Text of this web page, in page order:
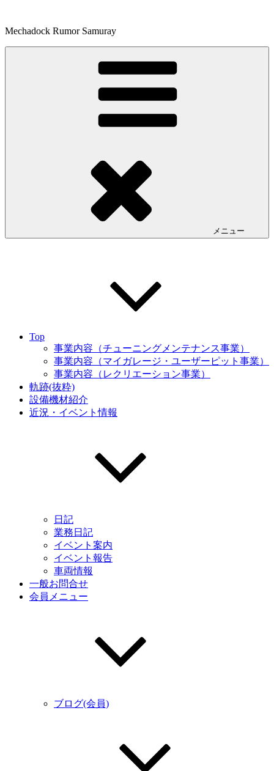
テ
ン
Mechadock Rumor Samuray
メニュー
Top
事業内容（チューニングメンテナンス事業）
事業内容（マイガレージ・ユーザーピット事業）
事業内容（レクリエーション事業）
軌跡(抜粋)
設備機材紹介
近況・イベント情報
日記
業務日記
イベント案内
イベント報告
車両情報
一般お問合せ
会員メニュー
ブログ(会員)